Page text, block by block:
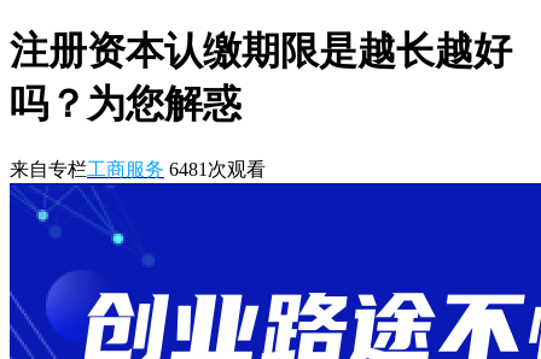
注册资本认缴期限是越长越好
吗？为您解惑
来自专栏工商服务 6481 次观看